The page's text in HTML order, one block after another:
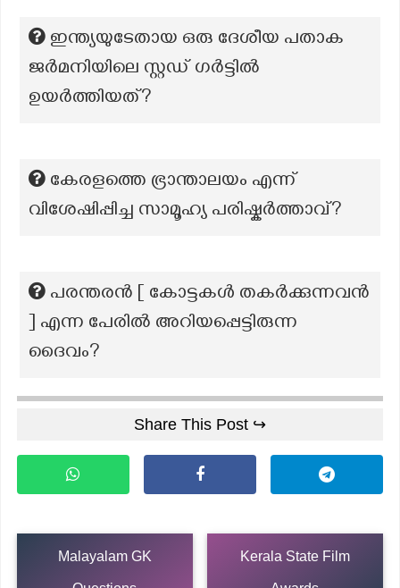
ഇന്ത്യയുടേതായ ഒരു ദേശീയ പതാക
ജർമനിയിലെ സ്റ്റഡ് ഗർട്ടിൽ
ഉയർത്തിയത്?
കേരളത്തെ ഭ്രാന്താലയം എന്ന്
വിശേഷിപ്പിച്ച സാമൂഹ്യ പരിഷ്കർത്താവ്?
പരന്തരൻ [ കോട്ടകൾ തകർക്കുന്നവൻ
] എന്ന പേരിൽ അറിയപ്പെട്ടിരുന്ന
ദൈവം?
Share This Post ↪
Malayalam GK Kerala State Film